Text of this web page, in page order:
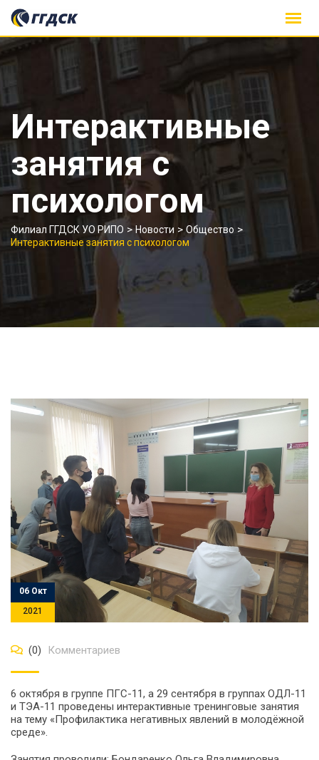
Skip
content
Интерактивные
занятия с
психологом
Филиал ГГДСК УО РИПО >Новости >Общество >
Интерактивные занятия с психологом
06 Окт
2021
(0) Комментариев
6 октября в группе ПГС-11, а 29 сентября в группах ОДЛ-11
и ТЭА-11 проведены интерактивные тренинговые занятия
на тему «Профилактика негативных явлений в молодёжной
среде».